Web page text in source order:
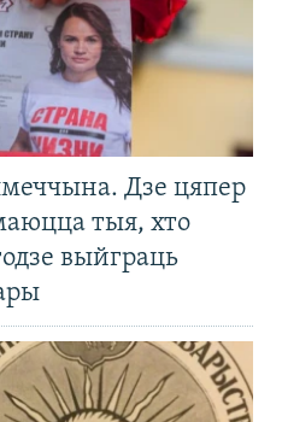
Дзе цяпер
тыя, хто
выйграць